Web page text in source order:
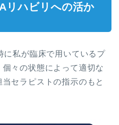
リハビリへの活か
に私が臨床で用いているプ
々の状態によって適切な
セラピストの指示のもと